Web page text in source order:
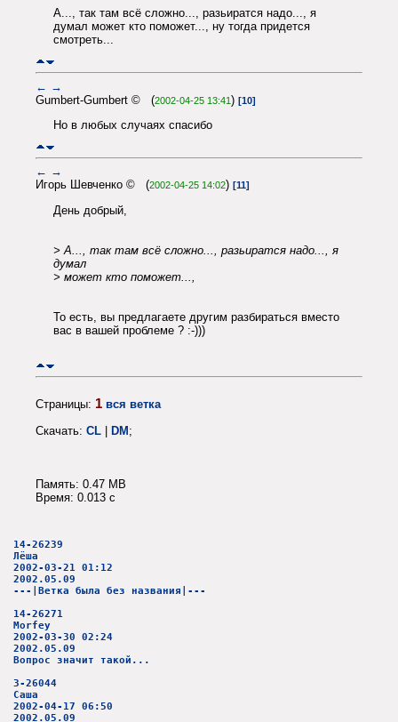
А..., так там всё сложно..., разьиратся надо..., я
думал может кто поможет..., ну тогда придется
смотреть...
← →
Gumbert-Gumbert © (2002-04-25 13:41) [10]
Но в любых случаях спасибо
← →
Игорь Шевченко © (2002-04-25 14:02) [11]
День добрый,
> А..., так там всё сложно..., разьиратся надо..., я
думал
> может кто поможет...,
То есть, вы предлагаете другим разбираться вместо
вас в вашей проблеме ? :-)))
Страницы: 1 вся ветка
Скачать: CL DM ;
Память: 0.47 MB
Время: 0.013 c
14-26239
Лёша
2002-03-21 01:12
2002.05.09
---|Ветка была без названия|---
14-26271
Morfey
2002-03-30 02:24
2002.05.09
Вопрос значит такой...
3-26044
Саша
2002-04-17 06:50
2002.05.09